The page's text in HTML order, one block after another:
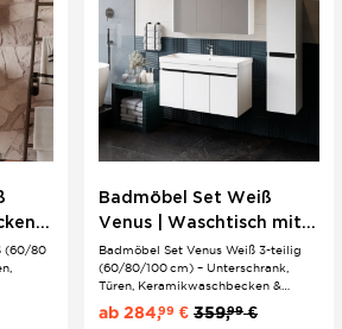
(60/80
Badmöbel Set Weiß
Venus | Waschtisch mit
Unterschrank &
Spiegelschrank |
Badmöbel Set Venus Weiß 3-teilig
(60/80/100 cm) – Unterschrank,
Türen, Keramikwaschbecken &
Spiegelschrank | Modernes Design ?
Jetzt günstig & schnell lieferbar!
ab 284,99 € 359,99€